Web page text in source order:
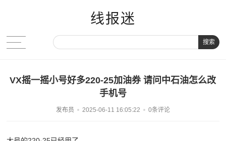
线报迷
搜索
VX摇一摇小号好多220-25加油券 请问中石油怎么改
手机号
发布员 2025-06-11 16:05:22 0条评论